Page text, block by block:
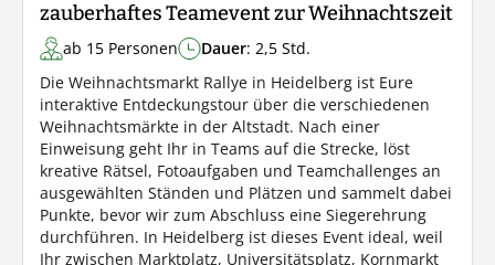
zauberhaftes Teamevent zur Weihnachtszeit
ab 15 Personen Dauer: 2,5 Std.
Die Weihnachtsmarkt Rallye in Heidelberg ist Eure
interaktive Entdeckungstour über die verschiedenen
Weihnachtsmärkte in der Altstadt. Nach einer
Einweisung geht Ihr in Teams auf die Strecke, löst
kreative Rätsel, Fotoaufgaben und Teamchallenges an
ausgewählten Ständen und Plätzen und sammelt dabei
Punkte, bevor wir zum Abschluss eine Siegerehrung
durchführen. In Heidelberg ist dieses Event ideal, weil
Ihr zwischen Marktplatz, Universitätsplatz, Kornmarkt